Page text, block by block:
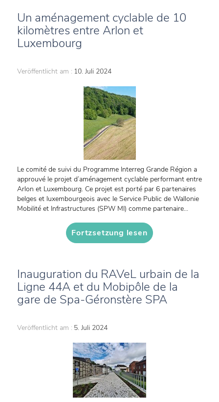
Un aménagement cyclable de 10
kilomètres entre Arlon et
Luxembourg
Veröffentlicht am : 10. Juli 2024
Le comité de suivi du Programme Interreg Grande Région a
approuvé le projet d’aménagement cyclable performant entre
Arlon et Luxembourg. Ce projet est porté par 6 partenaires
belges et luxembourgeois avec le Service Public de Wallonie
Mobilité et Infrastructures (SPW MI) comme partenaire...
Fortzsetzung lesen
Inauguration du RAVeL urbain de la
Ligne 44A et du Mobipôle de la
gare de Spa-Géronstère SPA
Veröffentlicht am : 5. Juli 2024